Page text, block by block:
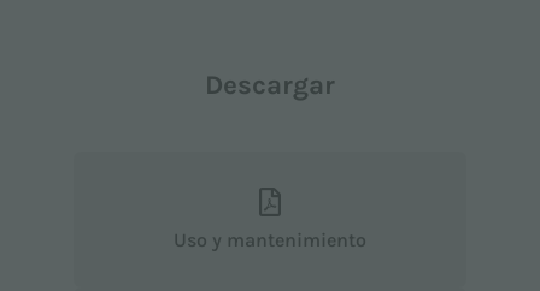
Descargar
Uso y mantenimiento